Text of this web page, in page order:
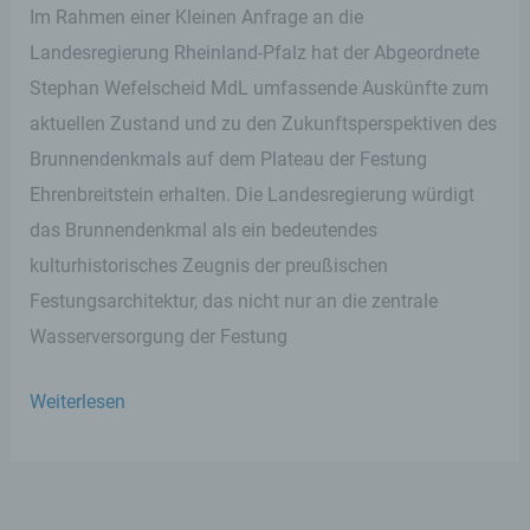
Im Rahmen einer Kleinen Anfrage an die
Landesregierung Rheinland-Pfalz hat der Abgeordnete
Stephan Wefelscheid MdL umfassende Auskünfte zum
aktuellen Zustand und zu den Zukunftsperspektiven des
Brunnendenkmals auf dem Plateau der Festung
Ehrenbreitstein erhalten. Die Landesregierung würdigt
das Brunnendenkmal als ein bedeutendes
kulturhistorisches Zeugnis der preußischen
Festungsarchitektur, das nicht nur an die zentrale
Wasserversorgung der Festung
Bedeutenden
Weiterlesen
verarbeitet.
i) Empfänger
juristische Person, Behörde, Einrichtung
oder andere Stelle, der personenbezogene
Daten offengelegt werden, unabhängig
davon, ob es sich bei ihr um einen Dritten
handelt oder nicht. Behörden, die im
Rahmen eines bestimmten
Untersuchungsauftrags nach dem
Mitgliedstaaten möglicherweise